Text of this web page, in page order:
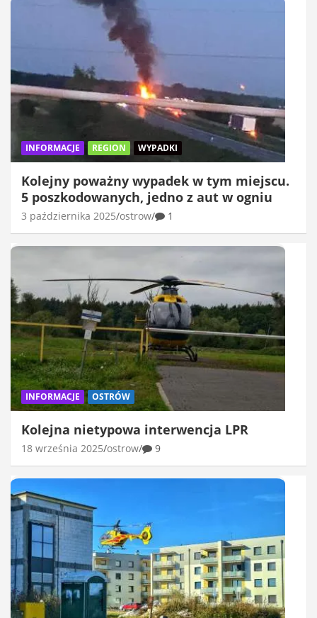
INFORMACJE REGION WYPADKI
Kolejny poważny wypadek w tym miejscu.
5 poszkodowanych, jedno z aut w ogniu
3 października 2025 ostrow 1
INFORMACJE OSTRÓW
Kolejna nietypowa interwencja LPR
18 września 2025 ostrow 9